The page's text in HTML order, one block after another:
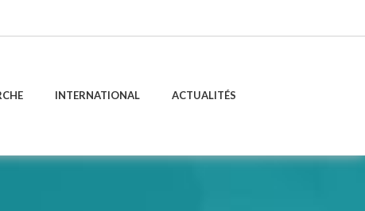
INTERNATIONAL ACTUALITÉS